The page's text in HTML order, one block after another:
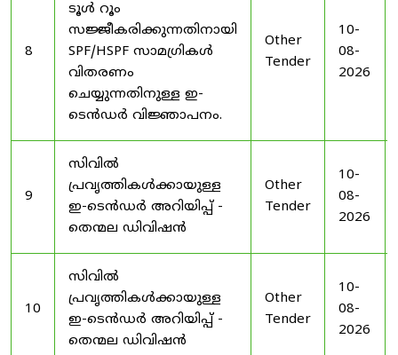
8
ടൂൾ റൂം
സജ്ജീകരിക്കുന്നതിനായി
SPF/HSPF സാമഗ്രികൾ
വിതരണം
ചെയ്യുന്നതിനുള്ള ഇ-
ടെൻഡർ വിജ്ഞാപനം.
Other
Tender
10-
08-
2026
9
സിവിൽ
പ്രവൃത്തികൾക്കായുള്ള
ഇ-ടെൻഡർ അറിയിപ്പ് -
തെന്മല ഡിവിഷൻ
Other
Tender
10-
08-
2026
10
സിവിൽ
പ്രവൃത്തികൾക്കായുള്ള
ഇ-ടെൻഡർ അറിയിപ്പ് -
തെന്മല ഡിവിഷൻ
Other
Tender
10-
08-
2026